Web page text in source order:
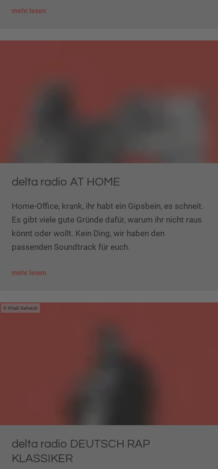
mehr lesen
delta radio AT HOME
Home-Office, krank, ihr habt ein Gipsbein, es schneit.
Es gibt viele gute Gründe dafür, warum ihr nicht raus
könnt oder wollt. Kein Ding, wir haben den
passenden Soundtrack für euch.
mehr lesen
Vitali Gelwich
delta radio DEUTSCH RAP
KLASSIKER